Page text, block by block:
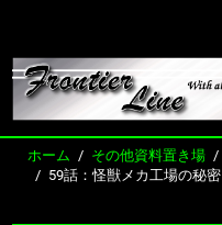
ホーム その他資料置き場
59話：怪獣メカ工場の秘密